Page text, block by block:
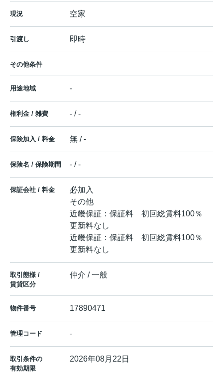
現況 空家
引渡し 即時
その他条件
用途地域 -
権利金 / 雑費 - / -
保険加入 / 料金 無 / -
保険名 / 保険期間 - / -
保証会社 / 料金
必加入
その他
近畿保証：保証料 初回総賃料100％
更新料なし
近畿保証：保証料 初回総賃料100％
更新料なし
取引態様 /
賃貸区分
仲介 / 一般
物件番号 17890471
管理コード -
取引条件の
有効期限
2026年08月22日